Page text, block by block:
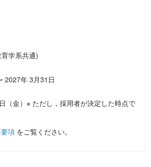
学系共通)
2027年 3月31日
（金）※ ただし，採用者が決定した時点で
項 をご覧ください。